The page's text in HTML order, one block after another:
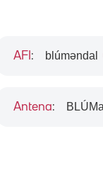
AFI : blúməndal
Antena: